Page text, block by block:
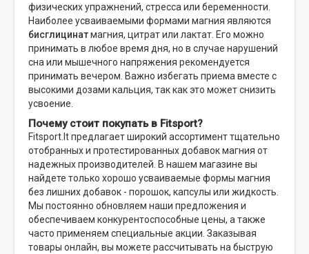
физических упражнений, стресса или беременности.
Наиболее усваиваемыми формами магния являются
бисглицинатмагния, цитрат или лактат. Его можно
принимать в любое время дня, но в случае нарушений
сна или мышечного напряжения рекомендуется
принимать вечером. Важно избегать приема вместе с
высокими дозами кальция, так как это может снизить
усвоение.
Почему стоит покупать в Fitsport?
Fitsport.lt предлагает широкий ассортимент тщательно
отобранных и протестированных добавок магния от
надежных производителей. В нашем магазине вы
найдете только хорошо усваиваемые формы магния
без лишних добавок - порошок, капсулы или жидкость.
Мы постоянно обновляем наши предложения и
обеспечиваем конкурентоспособные цены, а также
часто применяем специальные акции. Заказывая
товары онлайн, вы можете рассчитывать на быструю